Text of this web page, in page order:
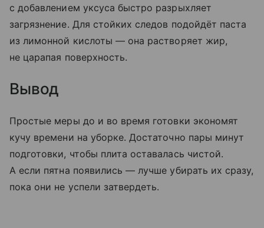
с добавлением уксуса быстро разрыхляет
загрязнение. Для стойких следов подойдёт паста
из лимонной кислоты — она растворяет жир,
не царапая поверхность.
Вывод
Простые меры до и во время готовки экономят
кучу времени на уборке. Достаточно пары минут
подготовки, чтобы плита оставалась чистой.
А если пятна появились — лучше убирать их сразу,
пока они не успели затвердеть.